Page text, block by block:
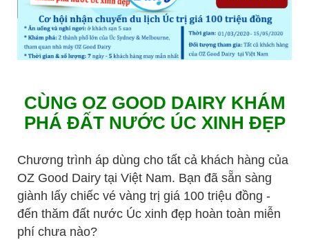
CÙNG OZ GOOD DAIRY KHÁM
PHÁ ĐẤT NƯỚC ÚC XINH ĐẸP
Chương trình áp dùng cho tất cả khách hàng của
OZ Good Dairy tại Việt Nam. Bạn đã sẵn sàng
giành lấy chiếc vé vàng trị giá 100 triệu đồng -
đến thăm đất nước Úc xinh đẹp hoàn toàn miễn
phí chưa nào?